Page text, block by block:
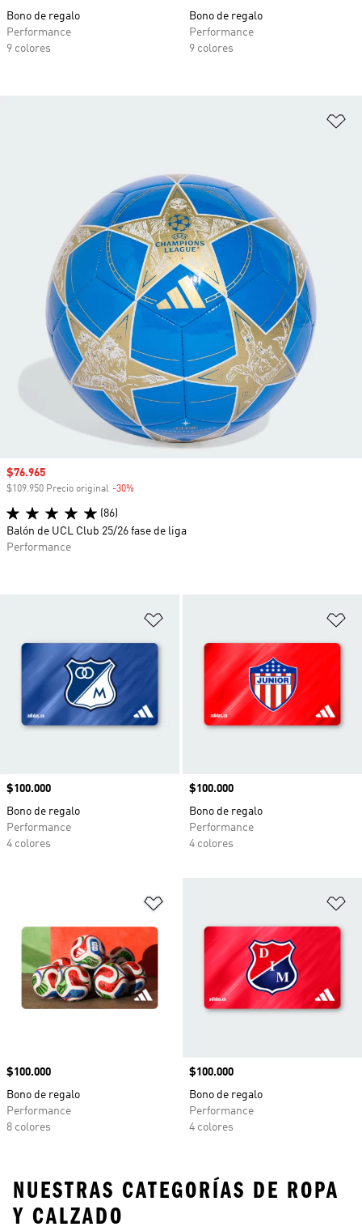
Bono de regalo
Performance
9 colores
Bono de regalo
Performance
9 colores
Precio
$100.000
Bono de regalo
Performance
4 colores
Precio
$100.000
Bono de regalo
Performance
4 colores
Precio
$100.000
Bono de regalo
Performance
8 colores
Precio
$100.000
Bono de regalo
Performance
4 colores
Precio de venta
$76.965
$109.950 Precio original -30%
(86)
Balón de UCL Club 25/26 fase de liga
Performance
NUESTRAS CATEGORÍAS DE ROPA
Y CALZADO